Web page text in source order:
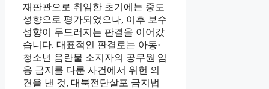
재판관으로 취임한 초기에는 중도
성향으로 평가되었으나, 이후 보수
성향이 두드러지는 판결을 이어갔
습니다. 대표적인 판결로는 아동·
청소년 음란물 소지자의 공무원 임
용 금지를 다룬 사건에서 위헌 의
견을 낸 것, 대북전단살포 금지법